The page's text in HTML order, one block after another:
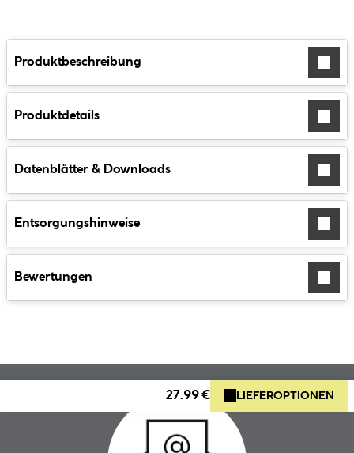
Produktbeschreibung
Produktdetails
Datenblätter & Downloads
Entsorgungshinweise
Bewertungen
27.99 € LIEFEROPTIONEN